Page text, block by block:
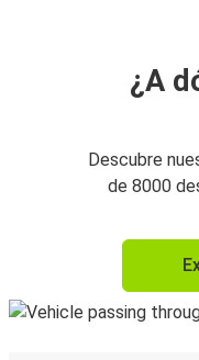
¿A
Descubre
de 8000